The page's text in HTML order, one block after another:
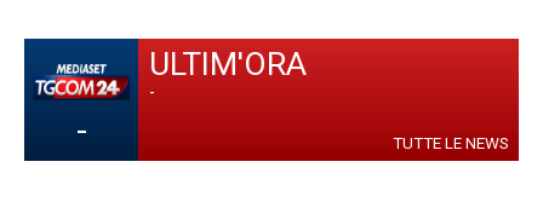
-
ULTIM'ORA
-
TUTTE LE NEWS